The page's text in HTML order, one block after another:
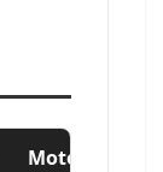
Motor